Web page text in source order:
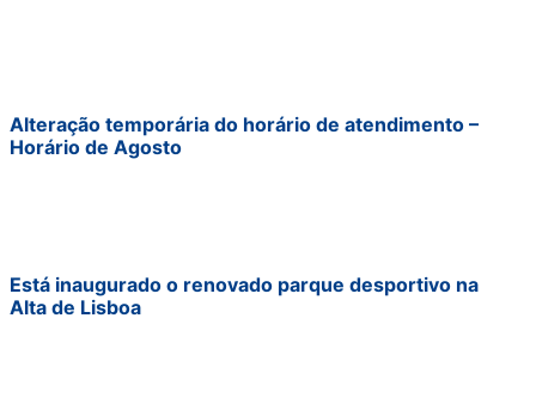
Alteração temporária do horário de atendimento –
Horário de Agosto
Está inaugurado o renovado parque desportivo na
Alta de Lisboa